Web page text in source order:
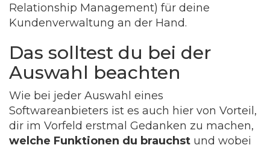
Relationship Management) für deine
Kundenverwaltung an der Hand.
Das solltest du bei der
Auswahl beachten
Wie bei jeder Auswahl eines
Softwareanbieters ist es auch hier von Vorteil,
dir im Vorfeld erstmal Gedanken zu machen,
welche Funktionen du brauchst und wobei